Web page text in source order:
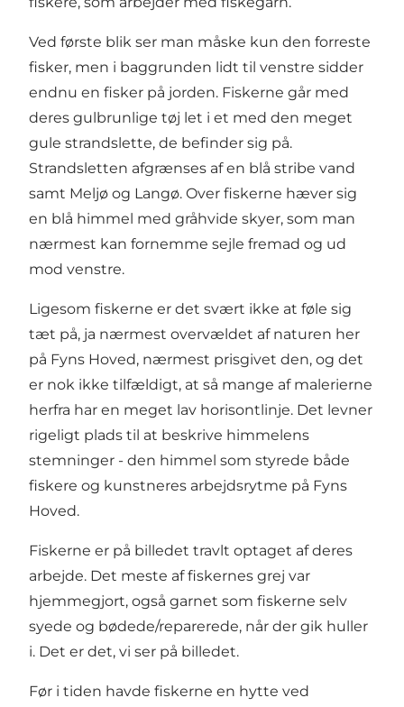
Ved første blik ser man måske kun den forreste
fisker, men i baggrunden lidt til venstre sidder
endnu en fisker på jorden. Fiskerne går med
deres gulbrunlige tøj let i et med den meget
gule strandslette, de befinder sig på.
Strandsletten afgrænses af en blå stribe vand
samt Meljø og Langø. Over fiskerne hæver sig
en blå himmel med gråhvide skyer, som man
nærmest kan fornemme sejle fremad og ud
mod venstre.
Ligesom fiskerne er det svært ikke at føle sig
tæt på, ja nærmest overvældet af naturen her
på Fyns Hoved, nærmest prisgivet den, og det
er nok ikke tilfældigt, at så mange af malerierne
herfra har en meget lav horisontlinje. Det levner
rigeligt plads til at beskrive himmelens
stemninger - den himmel som styrede både
fiskere og kunstneres arbejdsrytme på Fyns
Hoved.
Fiskerne er på billedet travlt optaget af deres
arbejde. Det meste af fiskernes grej var
hjemmegjort, også garnet som fiskerne selv
syede og bødede/reparerede, når der gik huller
i. Det er det, vi ser på billedet.
Før i tiden havde fiskerne en hytte ved